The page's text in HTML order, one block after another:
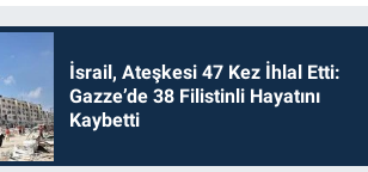
İsrail, Ateşkesi 47 Kez İhlal Etti:
Gazze’de 38 Filistinli Hayatını
Kaybetti